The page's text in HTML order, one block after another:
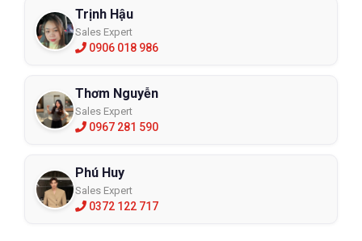
Trịnh Hậu
Sales Expert
0906 018 986
Thơm Nguyễn
Sales Expert
0967 281 590
Phú Huy
Sales Expert
0372 122 717